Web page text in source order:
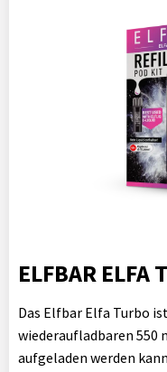
ELFBAR ELFA
Das Elfbar Elfa Turbo
wiederaufladbaren 550
aufgeladen werden